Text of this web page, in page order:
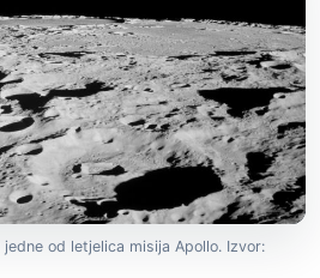
od letjelica misija Apollo. Izvor: